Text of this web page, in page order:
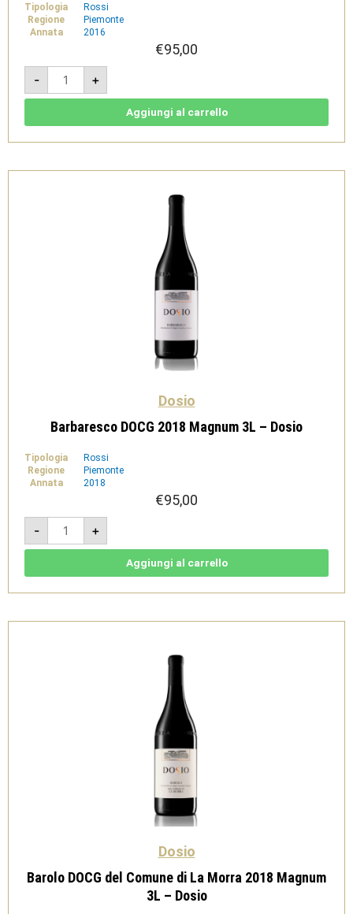
Tipologia
Rossi
Regione
Piemonte
Annata
2016
€95,00
-
Barolo
DOCG
Serradenari
2016
Dosio
+
Aggiungi al carrello
Dosio
Barbaresco DOCG 2018 Magnum 3L – Dosio
Tipologia
Rossi
Regione
Piemonte
Annata
2018
€95,00
-
Barbaresco
DOCG
2018
Magnum
quantità
+
Aggiungi al carrello
Dosio
Barolo DOCG del Comune di La Morra 2018 Magnum
3L – Dosio